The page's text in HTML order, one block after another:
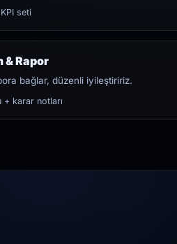
seti
& Rapor
bağlar, düzenli iyileştiririz.
+ karar notları